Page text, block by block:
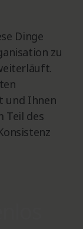
Dinge
zu
und Ihnen
Teil des